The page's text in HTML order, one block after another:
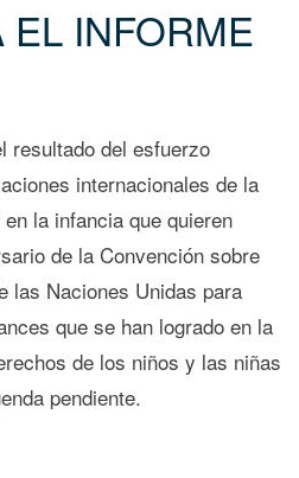
EL INFORME
resultado del esfuerzo
internacionales de la
la infancia que quieren
de la Convención sobre
las Naciones Unidas para
que se han logrado en la
de los niños y las niñas
pendiente.